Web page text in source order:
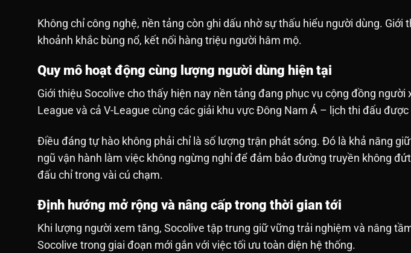
Không chỉ công nghệ, nền tảng còn ghi dấu nhờ sự thấu hiểu người dùng.
khoảnh khắc bùng nổ, kết nối hàng triệu người hâm mộ.
Quy mô hoạt động cùng lượng người dùng hiện tại
Giới thiệu Socolive cho thấy hiện nay nền tảng đang phục vụ cộng đồng
League và cả V-League cùng các giải khu vực Đông Nam Á – lịch thi đấu
Điều đáng tự hào không phải chỉ là số lượng trận phát sóng. Đó là khả năng
ngũ vận hành làm việc không ngừng nghỉ để đảm bảo đường truyền không
đấu chỉ trong vài cú chạm.
Định hướng mở rộng và nâng cấp trong thời gian tới
Khi lượng người xem tăng, Socolive tập trung giữ vững trải nghiệm và nâng
Socolive trong giai đoạn mới gắn với việc tối ưu toàn diện hệ thống.